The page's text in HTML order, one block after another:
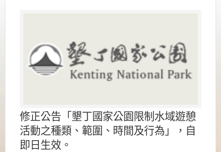
修正公告「墾丁國家公園限制水域遊憩
活動之種類、範圍、時間及行為」，自
即日生效。